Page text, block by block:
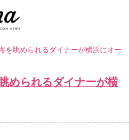
を眺められるダイナーが横浜にオー
められるダイナーが横